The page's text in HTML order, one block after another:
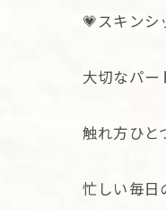
💗スキンシ
大切なパー
触れ方ひと
忙しい毎日